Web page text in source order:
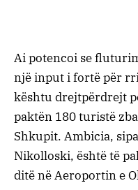
Ai potencoi se
një input i fortë për
kështu drejtpërdrejt
paktën 180 turistë
Shkupit. Ambicia,
Nikolloski, është të
ditë në Aeroportin e